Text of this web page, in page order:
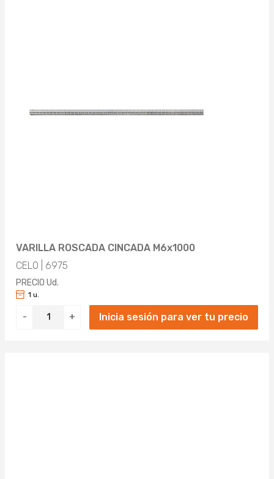
VARILLA ROSCADA CINCADA M6x1000
CELO | 6975
PRECIO Ud.
- +
1 u.
Inicia sesión para ver tu precio